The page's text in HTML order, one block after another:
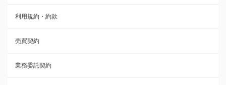
覚書・合意書・同意書
承諾書
雇用契約
利用規約・約款
売買契約
業務委託契約